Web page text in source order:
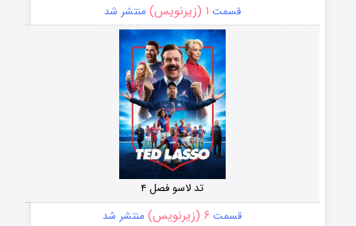
قسمت ۱ (زیرنویس) منتشر شد
تد لاسو فصل ۴
قسمت ۶ (زیرنویس) منتشر شد